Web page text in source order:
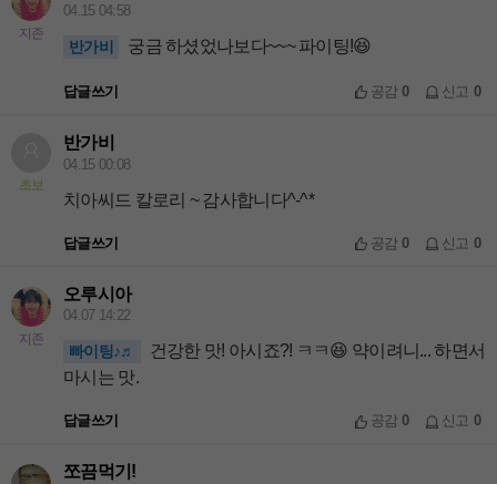
지존
04.15 04:58
반가비 궁금 하셨었나보다~~~ 파이팅!😆
답글쓰기 공감0 신고 0
초보
반가비
04.15 00:08
치아씨드 칼로리 ~ 감사합니다^-^*
답글쓰기 공감0 신고 0
지존
오루시아
04.07 14:22
빠이팅♪♬
건강한 맛! 아시죠?! ㅋㅋ😆 약이려니... 하면서
마시는 맛.
답글쓰기 공감0 신고 0
쪼끔먹기!